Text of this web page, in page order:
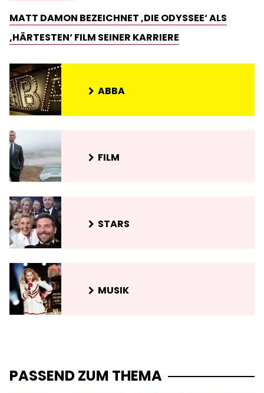
MATT DAMON BEZEICHNET ‚DIE ODYSSEE‘ ALS
‚HÄRTESTEN‘ FILM SEINER KARRIERE
ABBA
FILM
STARS
MUSIK
PASSEND ZUM THEMA